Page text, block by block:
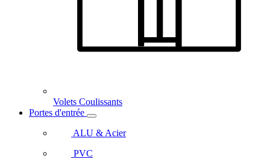
Volets Coulissants
Portes d'entrée
ALU & Acier
PVC